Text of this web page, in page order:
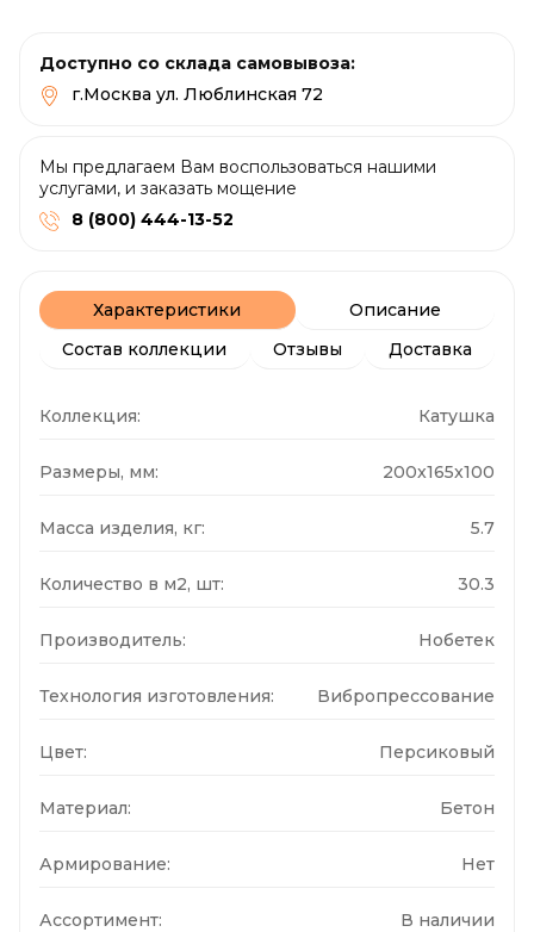
Доступно со склада самовывоза:
г.Москва ул. Люблинская 72
Мы предлагаем Вам воспользоваться нашими
услугами, и заказать мощение
8 (800) 444-13-52
Характеристики
Описание
Состав коллекции
Отзывы Доставка
Коллекция: Катушка
Размеры, мм: 200x165x100
Масса изделия, кг: 5.7
Количество в м2, шт: 30.3
Производитель: Нобетек
Технология изготовления: Вибропрессование
Цвет: Персиковый
Материал: Бетон
Армирование: Нет
Ассортимент: В наличии